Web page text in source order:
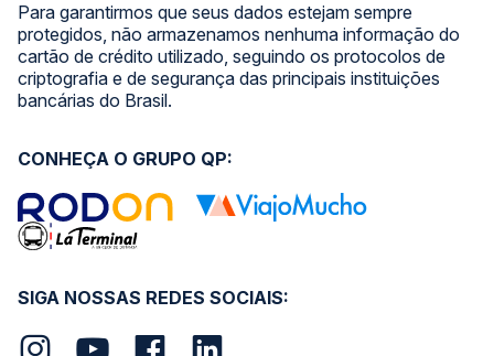
Para garantirmos que seus dados estejam sempre
protegidos, não armazenamos nenhuma informação do
cartão de crédito utilizado, seguindo os protocolos de
criptografia e de segurança das principais instituições
bancárias do Brasil.
SIGA NOSSAS REDES SOCIAIS:
CONHEÇA O GRUPO QP: